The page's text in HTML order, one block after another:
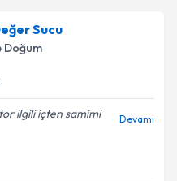
için randevu takvimi
randevu almanız
e-posta ile
Sucu
Doğum
ilgili içten samimi
Devamı